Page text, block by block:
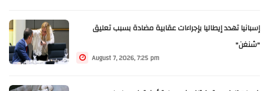
إسبانيا تهدد إيطاليا بإجراءات عقابية مضادة بسبب تعليق
"شنغن"
August 7, 2026, 7:25 pm